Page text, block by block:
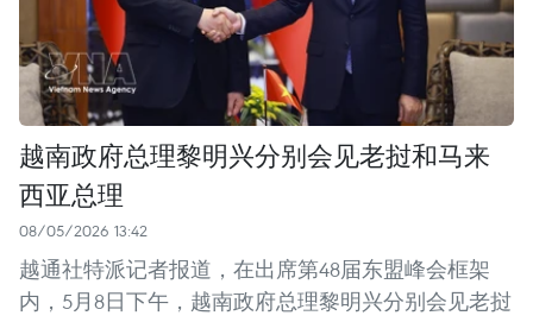
越南政府总理黎明兴分别会见老挝和马来
西亚总理
08/05/2026 13:42
越通社特派记者报道，在出席第48届东盟峰会框架
内，5月8日下午，越南政府总理黎明兴分别会见老挝